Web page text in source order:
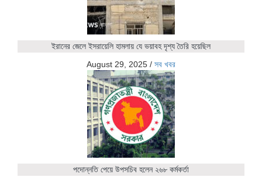
ইরানের জেলে ইসরায়েলি হামলায় যে ভয়াবহ দৃশ্য তৈরি হয়েছিল
August 29, 2025 / সব খবর
পদোন্নতি পেয়ে উপসচিব হলেন ২৬৮ কর্মকর্তা